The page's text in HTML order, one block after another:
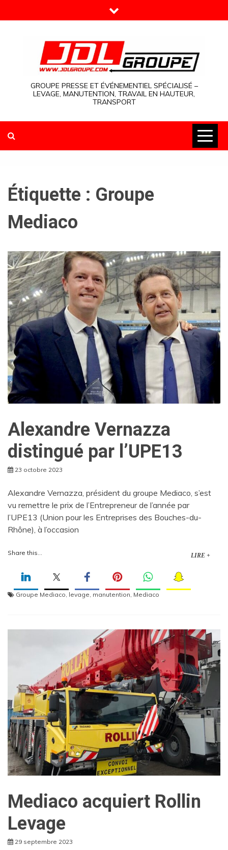
to
GROUPE PRESSE ET ÉVÉNEMENTIEL SPÉCIALISÉ –
LEVAGE, MANUTENTION, TRAVAIL EN HAUTEUR,
TRANSPORT
Étiquette : Groupe
Mediaco
Alexandre Vernazza
distingué par l’UPE13
23 octobre 2023
Alexandre Vernazza, président du groupe Mediaco, s’est
vu remettre le prix de l’Entrepreneur de l’année par
l’UPE13 (Union pour les Entreprises des Bouches-du-
Rhône), à l’occasion
Share this... LIRE +
Groupe Mediaco levage manutention Mediaco
Mediaco acquiert Rollin
Levage
29 septembre 2023